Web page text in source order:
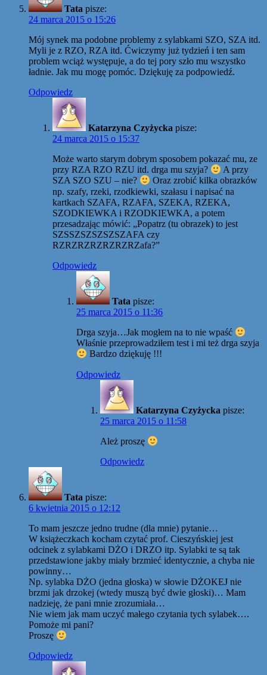
Tata pisze:
24 marca 2015 o 15:26
Mój synek ma podobne problemy z sylabkami SZO, SZA itd.
Myli je z RZO, RZA itd. Ćwiczymy już tydzień i ten sam
problem wciąż występuje, a do tej pory szło mu wszystko
ładnie. Jak mu mogę pomóc. Dziękuję za podpowiedź.
Odpowiedz
Katarzyna Czyżycka pisze:
24 marca 2015 o 15:37
Może warto starym dobrym sposobem pokazać mu, ze
przy RZA RZO RZU itd. drga mu szyja?
A przy
SZA SZO SZU – nie?
Oraz zrobić kilka obrazków
np. szafy, rzeki, rzodkiewki, szałasu i napisać na
kartkach SZAFA, RZAFA, SZEKA, RZEKA,
SZODKIEWKA i RZODKIEWKA, a potem
przesadzając mówić: „Popatrz (tu obrazek) to jest
SZSSZSZSZSZSZAFA czy
RZRZRZRZRZRZRZafa?”
Odpowiedz
Tata pisze:
25 marca 2015 o 11:36
Drga szyja…Jak mogłem na to nie wpaść
Właśnie przeprowadziłem test i mi też drga szyja
Bardzo dziękuję !!!
Odpowiedz
Katarzyna Czyżycka pisze:
25 marca 2015 o 11:58
Ależ proszę
Odpowiedz
Tata pisze:
6 kwietnia 2015 o 12:12
To mam jeszcze jedno trudne (dla mnie) pytanie…
W książeczkach kocham czytać prof. Cieszyńskiej jest
odcinek z sylabkami DŻO i DRZO itp. Sylabki te są tak
przedstawione jakby miały brzmieć identycznie, a chyba nie
powinny…
Np. sylabka DŻO (jedna głoska) w słowie DŻOKEJ nie
brzmi jak drzokej (wtedy muszą być dwie głoski)… Mam
nadzieję, że pani mnie zrozumiała…
Nie wiem jak mam uczyć małego czytania tych sylabek….
Pomoże mi pani?
Proszę
Odpowiedz